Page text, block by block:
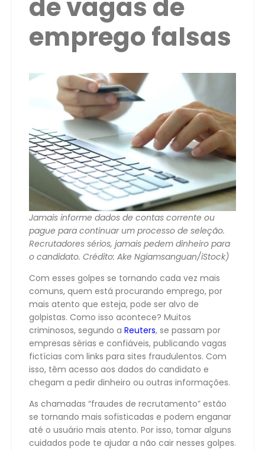
de vagas de
emprego falsas
Jamais informe dados de contas corrente ou
pague para continuar um processo de seleção.
Recrutadores sérios, jamais pedem dinheiro para
o candidato. Crédito: Ake Ngiamsanguan/iStock)
Com esses golpes se tornando cada vez mais
comuns, quem está procurando emprego, por
mais atento que esteja, pode ser alvo de
golpistas. Como isso acontece? Muitos
criminosos, segundo a Reuters, se passam por
empresas sérias e confiáveis, publicando vagas
fictícias com links para sites fraudulentos. Com
isso, têm acesso aos dados do candidato e
chegam a pedir dinheiro ou outras informações.
As chamadas “fraudes de recrutamento” estão
se tornando mais sofisticadas e podem enganar
até o usuário mais atento. Por isso, tomar alguns
cuidados pode te ajudar a não cair nesses golpes.